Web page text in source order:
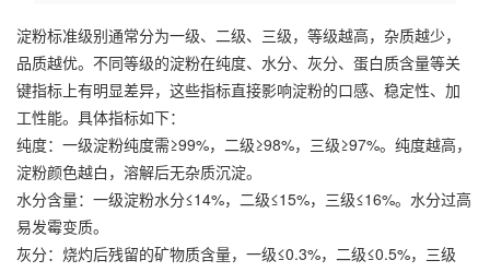
淀粉标准级别通常分为一级、二级、三级，等级越高，杂质越少，
品质越优。不同等级的淀粉在纯度、水分、灰分、蛋白质含量等关
键指标上有明显差异，这些指标直接影响淀粉的口感、稳定性、加
工性能。具体指标如下：
纯度：一级淀粉纯度需≥99%，二级≥98%，三级≥97%。纯度越高，
淀粉颜色越白，溶解后无杂质沉淀。
水分含量：一级淀粉水分≤14%，二级≤15%，三级≤16%。水分过高
易发霉变质。
灰分：烧灼后残留的矿物质含量，一级≤0.3%，二级≤0.5%，三级